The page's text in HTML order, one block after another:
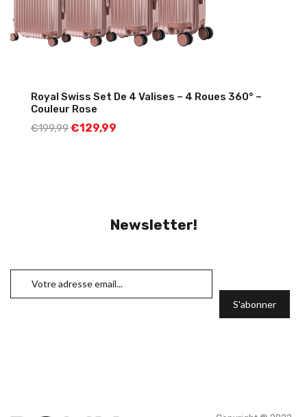
Royal Swiss Set De 4 Valises – 4 Roues 360° –
Couleur Rose
€199,99€129,99
Newsletter!